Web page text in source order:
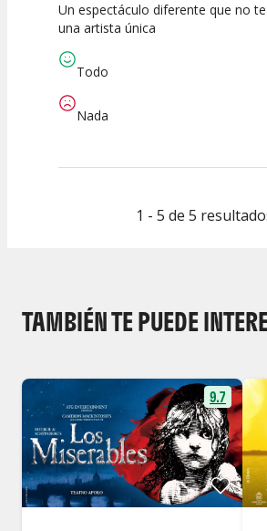
10
Espectáculo
10 10
Un espectáculo diferente que no
una artista única
Todo
Nada
1 - 5 de 5
TAMBIÉN TE PUEDE
9.7